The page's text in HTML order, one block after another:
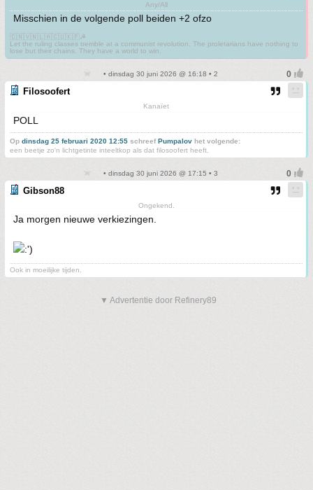
Any/All
Misschien in de volgende poll beiden +2 ofzo
🇨🇳🇻🇳🇱🇦🇨🇺🇰🇵☭
Let the ruling classes tremble at a communist revolution. The proletarians have nothing to
lose but their chains. They have a world to win.
• dinsdag 30 juni 2026 @ 16:18 • 2
Filosoofert
Kanaïet
POLL
Op dinsdag 25 februari 2020 12:55 schreefPumpalov het volgende:
een beetje zo'n lichtgetinte inteeltkop als dat filosoofert heeft.
• dinsdag 30 juni 2026 @ 17:15 • 3
Gibson88
Ongekend.
Ja morgen nieuwe verkiezingen.
Ook in moeilijke tijden.
▼ Advertentie door Refinery89